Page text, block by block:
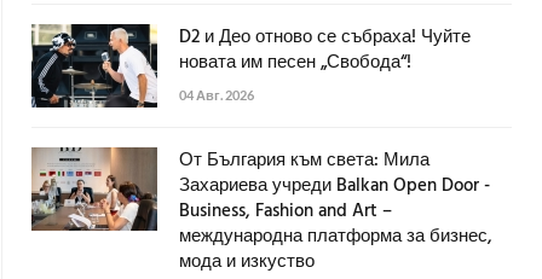
D2 и Део отново се събраха! Чуйте
новата им песен „Свобода“!
04 Авг. 2026
От България към света: Мила
Захариева учреди Balkan Open Door -
Business, Fashion and Art –
международна платформа за бизнес,
мода и изкуство